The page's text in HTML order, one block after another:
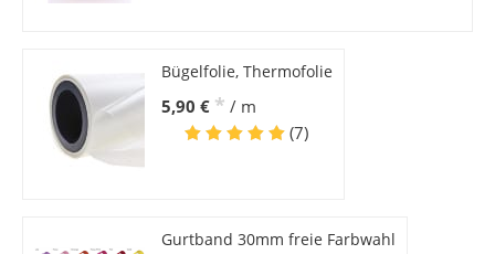
Bügelfolie, Thermofolie
5,90 € * / m
(7)
Gurtband 30mm freie Farbwahl